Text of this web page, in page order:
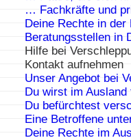
… Fachkräfte und
Deine Rechte in der
Beratungsstellen in
Hilfe bei
Kontakt aufnehmen
Unser Angebot bei
Du wirst im Ausland
Du befürchtest
Eine Betroffene
Deine Rechte im
Wenn du uns
möglich, jedenfalls
in Verbindung und
Ausweg.
Schick uns